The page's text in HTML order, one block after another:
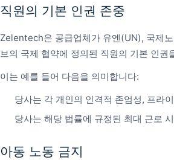
직원의 기본 인권 존중
Zelentech은 공급업체가 유엔(UN), 국제
브의 국제 협약에 정의된 직원의 기본 인권
이는 예를 들어 다음을 의미합니다:
당사는 각 개인의 인격적 존엄성, 프라
당사는 해당 법률에 규정된 최대 근로
아동 노동 금지